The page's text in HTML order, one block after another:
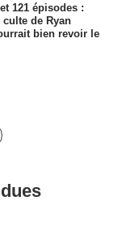
121 épisodes :
culte de Ryan
bien revoir le